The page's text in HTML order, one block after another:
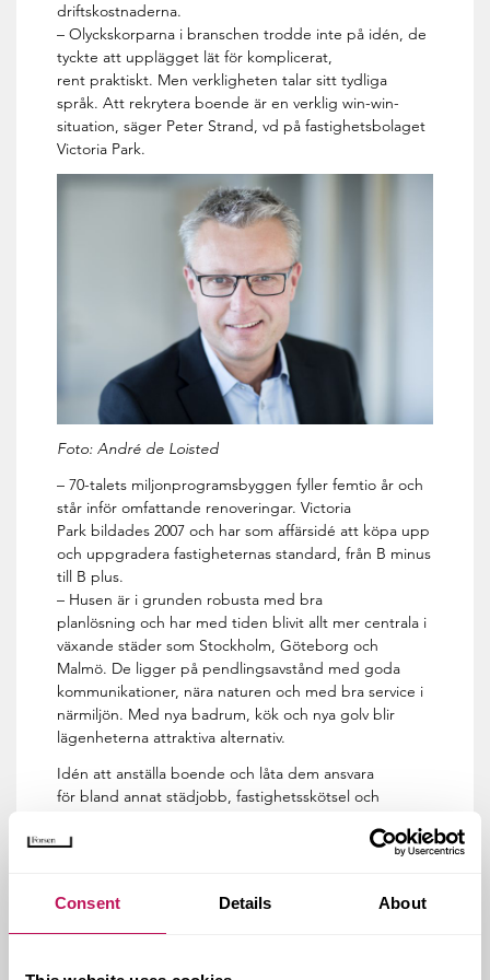
Consent Details About
driftskostnaderna.
– Olyckskorparna i branschen trodde inte på idén, de
tyckte att upplägget lät för komplicerat,
rent praktiskt. Men verkligheten talar sitt tydliga
språk. Att rekrytera boende är en verklig win-win-
situation, säger Peter Strand, vd på fastighetsbolaget
Victoria Park.
Foto: André de Loisted
– 70-talets miljonprogramsbyggen fyller femtio år och
står inför omfattande renoveringar. Victoria
Park bildades 2007 och har som affärsidé att köpa upp
och uppgradera fastigheternas standard, från B minus
till B plus.
– Husen är i grunden robusta med bra
planlösning och har med tiden blivit allt mer centrala i
växande städer som Stockholm, Göteborg och
Malmö. De ligger på pendlingsavstånd med goda
kommunikationer, nära naturen och med bra service i
närmiljön. Med nya badrum, kök och nya golv blir
lägenheterna attraktiva alternativ.
Idén att anställa boende och låta dem ansvara
för bland annat städjobb, fastighetsskötsel och
fastighetsbolaget Victoria Park köpte
en närvarande värd och jobba även med de sociala
bitarna. Vi började rekrytera folk i området, berättar